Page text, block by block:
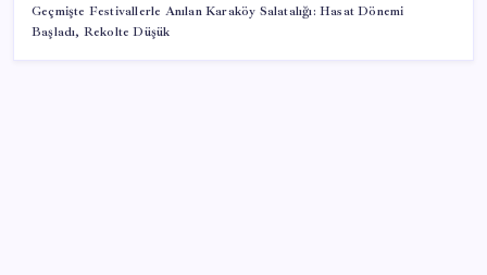
Geçmişte Festivallerle Anılan Karaköy Salatalığı: Hasat Dönemi
Başladı, Rekolte Düşük